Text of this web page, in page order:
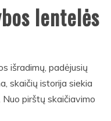
lentelės
išradimų, padėjusių
skaičių istorija siekia
pirštų skaičiavimo